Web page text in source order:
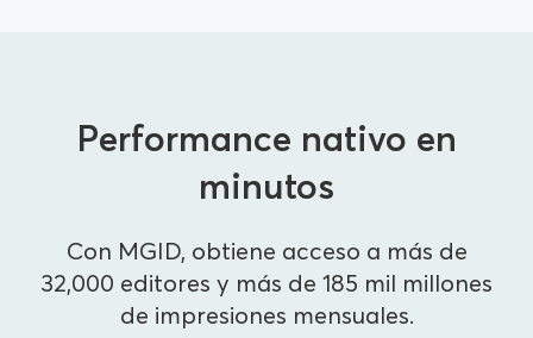
Performance nativo en
minutos
Con MGID, obtiene acceso a más de
32,000 editores y más de 185 mil millones
de impresiones mensuales.